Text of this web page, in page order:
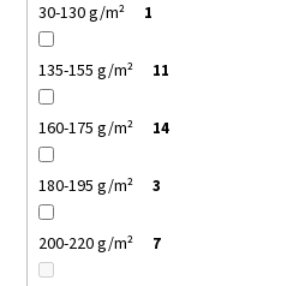
30-130 g/m² 1
135-155 g/m² 11
160-175 g/m² 14
180-195 g/m² 3
200-220 g/m² 7